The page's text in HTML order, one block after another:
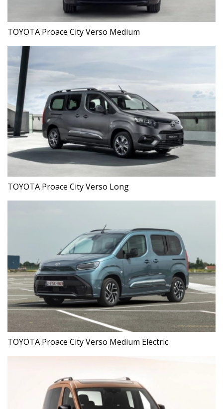
TOYOTA Proace City Verso Medium
TOYOTA Proace City Verso Long
TOYOTA Proace City Verso Medium Electric